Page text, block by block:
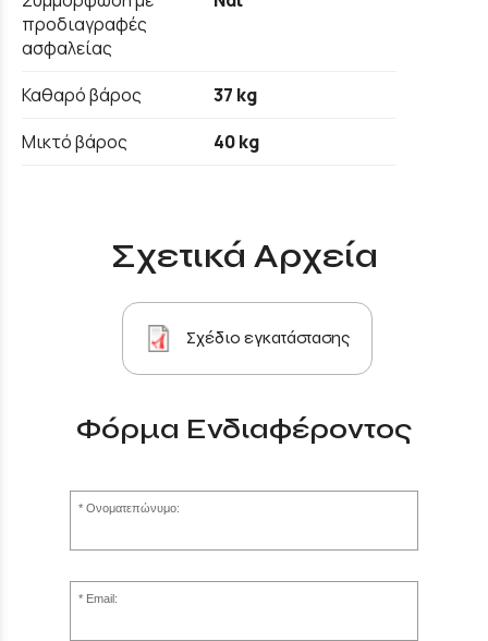
προδιαγραφές
ασφαλείας
Καθαρό βάρος
37 kg
Μικτό βάρος
40 kg
Σχετικά Αρχεία
Σχέδιο εγκατάστασης
Φόρμα Ενδιαφέροντος
Ονοματεπώνυμο:
Email: